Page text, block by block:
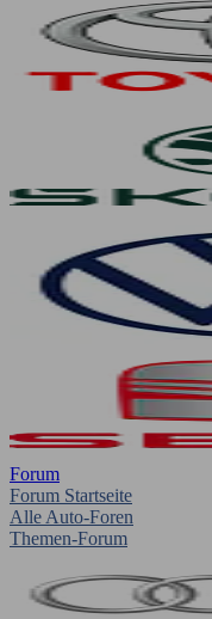
Forum
Forum Startseite
Alle Auto-Foren
Themen-Forum